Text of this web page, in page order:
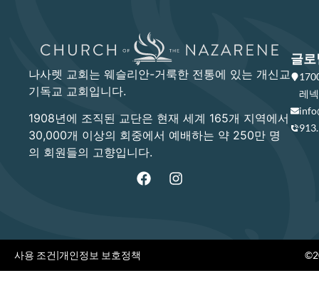
나사렛 교회는 웨슬리안-거룩한 전통에 있는 개신교
기독교 교회입니다.
1908년에 조직된 교단은 현재 세계 165개 지역에서
30,000개 이상의 회중에서 예배하는 약 250만 명
의 회원들의 고향입니다.
글로
레
사용 조건|개인정보 보호정책